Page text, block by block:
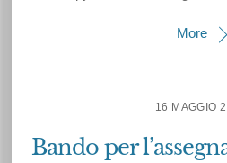
More
16 MAGGIO
Bando per